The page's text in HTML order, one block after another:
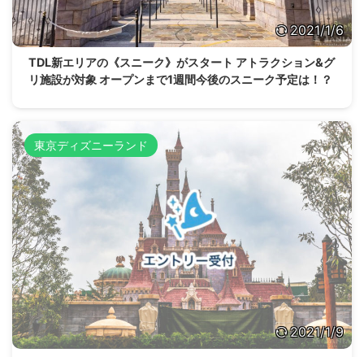
2021/1/6
TDL新エリアの《スニーク》がスタート アトラクション&グ
リ施設が対象 オープンまで1週間今後のスニーク予定は！？
東京ディズニーランド
2021/1/9